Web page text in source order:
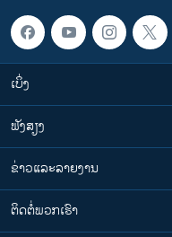
ເບິ່ງ
ຟັງສຽງ
ຂ່າວແລະລາຍງານ
ຕິດຕໍ່ພວກເຮົາ